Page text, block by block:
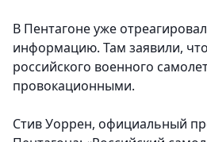
В Пентагоне уже
информацию. Там заявили,
российского военного
провокационными.
Стив Уоррен, официальный